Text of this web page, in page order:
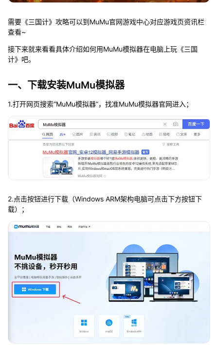
需要《三国计》攻略可以到MuMu官网游戏中心对应游戏页资讯栏
查看~
接下来就来看看具体介绍如何用MuMu模拟器在电脑上玩《三国
计》吧。
一、下载安装MuMu模拟器
1.打开网页搜索“MuMu模拟器”，找准MuMu模拟器官网进入；
2.点击按钮进行下载（Windows ARM架构电脑可点击下方按钮下
载）；